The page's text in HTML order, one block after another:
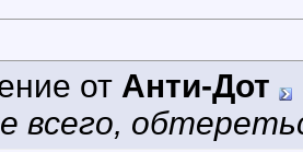
от Анти-Дот
всего,